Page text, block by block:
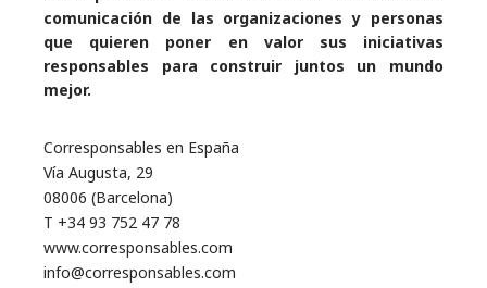
comunicación de las organizaciones y personas
que quieren poner en valor sus iniciativas
responsables para construir juntos un mundo
mejor.
Corresponsables en España
Vía Augusta, 29
08006 (Barcelona)
T +34 93 752 47 78
www.corresponsables.com
info@corresponsables.com